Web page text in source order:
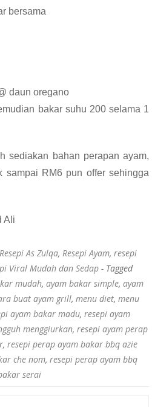
bersama
daun oregano
bakar suhu 200 selama 1
sediakan bahan perapan ayam,
sampai RM6 pun offer sehingga
Ali
Resepi As Zulqa, Resepi Ayam, resepi
Viral Mudah dan Sedap - Tagged
mudah, ayam bakar simple, ayam
buat ayam grill, menu diet, menu
ayam bakar madu, resepi ayam
menggiurkan, resepi ayam perap
, resepi perap ayam bakar bbq azie
che nom, resepi perap ayam bbq
serai